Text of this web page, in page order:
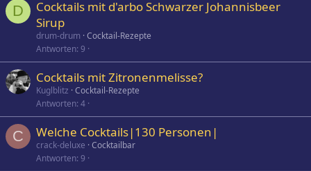
D
Cocktails mit d'arbo Schwarzer Johannisbeer
Sirup
drum-drum Cocktail-Rezepte
Antworten 9
Cocktails mit Zitronenmelisse?
Kuglblitz Cocktail-Rezepte
Antworten 4
C Welche Cocktails|130 Personen|
crack-deluxe Cocktailbar
Antworten 9